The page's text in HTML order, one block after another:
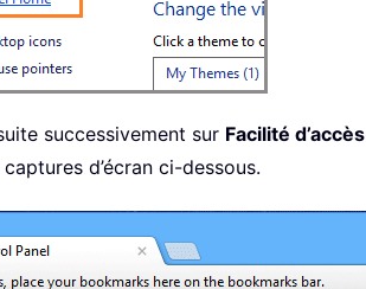
successivement sur Facilité d’accès
d’écran ci-dessous.